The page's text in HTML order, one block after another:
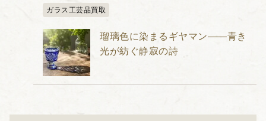
ガラス工芸品買取
瑠璃色に染まるギヤマン――青き
光が紡ぐ静寂の詩